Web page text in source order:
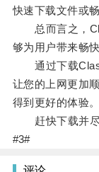
快速下载文件或
总而言之，
够为用户带来畅
通过下载Clash
让您的上网更加
得到更好的体验。
赶快下载并尽
#3#